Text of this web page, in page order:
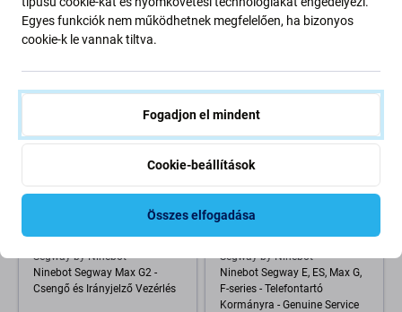
19 620 Ft
VÁRHATÓ TELJESÍTÉS 3 db,
(07.09.2026)
6 800 Ft
Segway by Ninebot
Ninebot Segway Max G2 -
Csengő és Irányjelző Vezérlés
Segway by Ninebot
Ninebot Segway E, ES, Max G,
F-series - Telefontartó
Kormányra - Genuine Service
Egyes funkciók nem működhetnek megfelelően, ha bizonyos
cookie-k le vannak tiltva.
Fogadjon el mindent
Cookie-beállítások
Összes elfogadása